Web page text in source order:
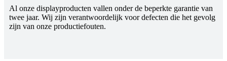
Al onze displayproducten vallen onder de beperkte garantie van
twee jaar. Wij zijn verantwoordelijk voor defecten die het gevolg
zijn van onze productiefouten.